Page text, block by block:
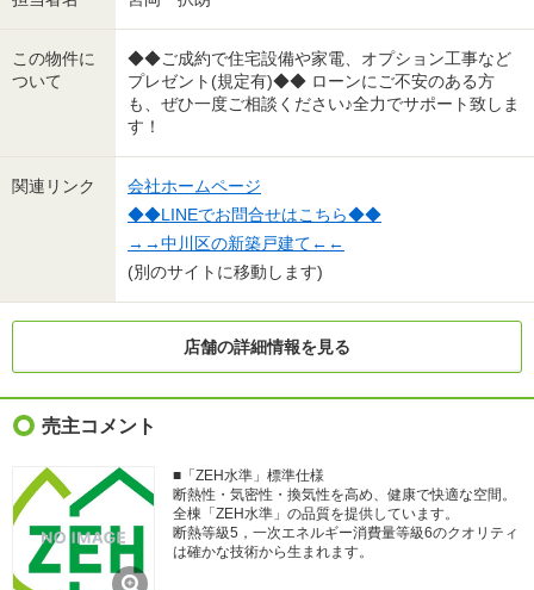
この物件に
ついて
◆◆ご成約で住宅設備や家電、オプション工事など
プレゼント(規定有)◆◆ ローンにご不安のある方
も、ぜひ一度ご相談ください♪全力でサポート致しま
す！
関連リンク
会社ホームページ
◆◆LINEでお問合せはこちら◆◆
→→中川区の新築戸建て←←
(別のサイトに移動します)
店舗の詳細情報を見る
売主コメント
■「ZEH水準」標準仕様
断熱性・気密性・換気性を高め、健康で快適な空間。
全棟「ZEH水準」の品質を提供しています。
断熱等級5，一次エネルギー消費量等級6のクオリティ
は確かな技術から生まれます。